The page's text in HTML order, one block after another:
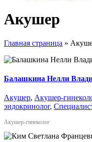
Акушер
Главная страница »
Балашкина Нелли
Акушер, Акушер-
эндокринолог,
Акушер-гинеколог